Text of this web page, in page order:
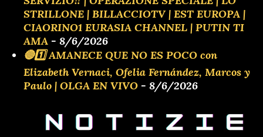
STRILLONE | BILLACCIOTV | EST EUROPA |
CIAORINO1 EURASIA CHANNEL | PUTIN TI
AMA - 8/6/2026
🔴1️⃣ AMANECE QUE NO ES POCO con
Elizabeth Vernaci, Ofelia Fernández, Marcos y
Paulo | OLGA EN VIVO - 8/6/2026